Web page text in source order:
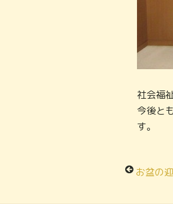
社会福
今後と
す。
お盆の